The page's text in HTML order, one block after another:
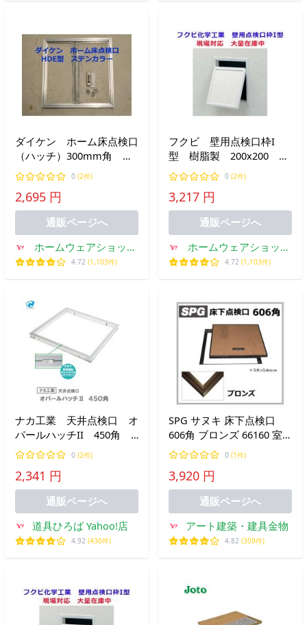
ダイケン ホーム床点検口
（ハッチ）300mm角
HDE型 HDE30N ステン
カラー＜生産終了品 在庫
限り＞
0 (2件)
2,695 円
通販ページへ
ホームウェアショップ
クギセイ
4.72 (1,103件)
フクビ 壁用点検口枠I
型 樹脂製 200x200
K1W2020 オフホワイト
【即日出荷】【業者様用価
格】
0 (2件)
3,217 円
通販ページへ
ホームウェアショップ
クギセイ
4.72 (1,103件)
ナカ工業 天井点検口 オ
パールハッチII 450角
OPHII 454×454 開口寸法
456×456ｍｍ 色：シルバ
ー 【代引き不可】
0 (2件)
2,341 円
通販ページへ
道具ひろば Yahoo!店
4.92 (430件)
SPG サヌキ 床下点検口
606角 ブロンズ 66160 室
内用 点検口 アルミ製
0 (1件)
3,920 円
通販ページへ
アート建築・建具金物
4.82 (309件)